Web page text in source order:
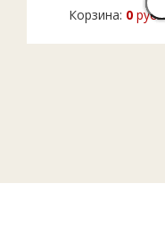
Корзина: 0 руб.